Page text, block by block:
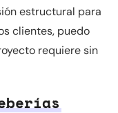
estructural para
clientes, puedo
requiere sin